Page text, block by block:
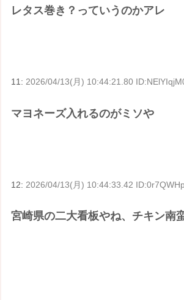
レタス巻き？っていうのかアレ
11:2026/04/13(月) 10:44:21.80
マヨネーズ入れるのがミソや
12: 2026/04/13(月) 10:44:33.42
宮崎県の二大看板やね、チキン南